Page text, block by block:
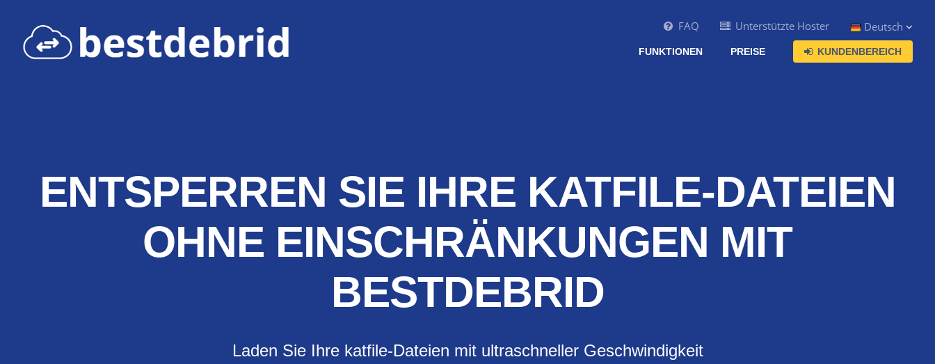
FUNKTIONEN PREISE KUNDENBEREICH
FAQ Unterstützte Hoster Deutsch
ENTSPERREN SIE IHRE KATFILE-DATEIEN
OHNE EINSCHRÄNKUNGEN MIT
BESTDEBRID
Laden Sie Ihre katfile-Dateien mit ultraschneller Geschwindigkeit